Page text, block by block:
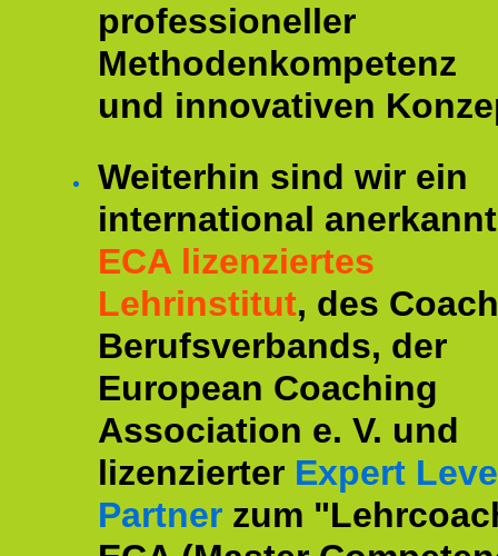
professioneller
Methodenkompetenz
und innovativen
Weiterhin sind wir ein
international
ECA lizenziertes
Lehrinstitut, des
Berufsverbands, der
European Coaching
Association e. V. und
lizenzierter Expert
Partner zum